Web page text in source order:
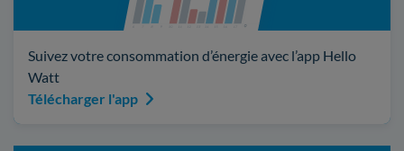
Suivez votre consommation d’énergie avec l’app Hello
Watt
Télécharger l'app